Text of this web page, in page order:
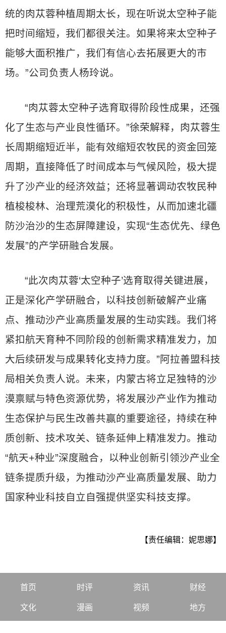
统的肉苁蓉种植周期太长，现在听说太空种子能
把时间缩短，我们都很关注。如果将来太空种子
能够大面积推广，我们有信心去拓展更大的市
场。”公司负责人杨玲说。
“肉苁蓉太空种子选育取得阶段性成果，还强
化了生态与产业良性循环。”徐荣解释，肉苁蓉生
长周期缩短近半，能有效缩短农牧民的资金回笼
周期，直接降低了时间成本与气候风险，极大提
升了沙产业的经济效益；还将显著调动农牧民种
植梭梭林、治理荒漠化的积极性，从而加速北疆
防沙治沙的生态屏障建设，实现“生态优先、绿色
发展”的产学研融合发展。
“此次肉苁蓉‘太空种子’选育取得关键进展，
正是深化产学研融合，以科技创新破解产业痛
点、推动沙产业高质量发展的生动实践。我们将
紧扣航天育种不同阶段的创新需求精准发力，加
大后续研发与成果转化支持力度。”阿拉善盟科技
局相关负责人说。未来，内蒙古将立足独特的沙
漠禀赋与特色资源优势，将发展沙产业作为推动
生态保护与民生改善共赢的重要途径，持续在种
质创新、技术攻关、链条延伸上精准发力。推动
“航天+种业”深度融合，以种业创新引领沙产业全
链条提质升级，为推动沙产业高质量发展、助力
国家种业科技自立自强提供坚实科技支撑。
【责任编辑：妮思娜】
首页 时评 资讯 财经
文化 漫画 视频 地方